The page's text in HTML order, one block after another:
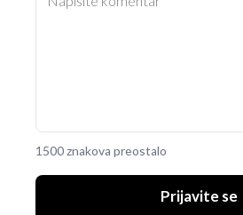
1500 znakova preostalo
Prijavite se